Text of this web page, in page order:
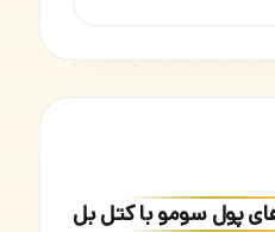
پول سومو با کتل بل